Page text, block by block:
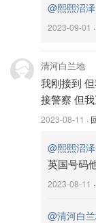
@熙熙沼泽
2023-09-01
清河白兰地
我刚接到
接警察 但
2023-08-11 ·
@熙熙沼泽
英国号码
2023-08-11
@清河白